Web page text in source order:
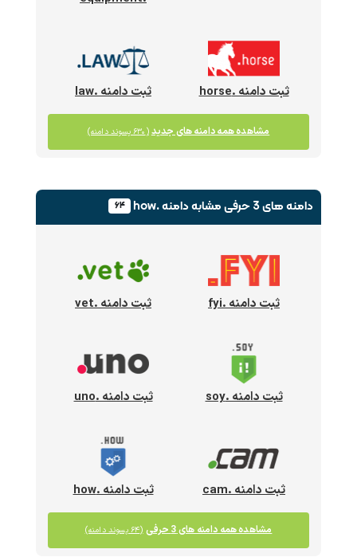
ثبت دامنه .horse ثبت دامنه .law
مشاهده همه دامنه های جدید (۶۳۰ پسوند دامنه)
دامنه های 3 حرفی مشابه دامنه .how ۶۴
ثبت دامنه .fyi ثبت دامنه .vet
ثبت دامنه .soy ثبت دامنه .uno
ثبت دامنه .cam ثبت دامنه .how
مشاهده همه دامنه های 3 حرفی (۶۴ پسوند دامنه)